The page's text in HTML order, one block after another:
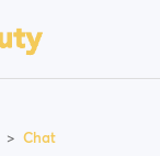
Chat